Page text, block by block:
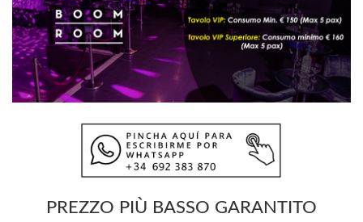
PREZZO PIÙ BASSO GARANTITO